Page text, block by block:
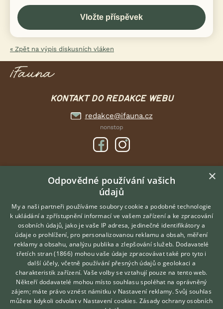
« Zpět na výpis diskusních vláken
KONTAKT DO REDAKCE WEBU
redakce@ifauna.cz
nonstop
DOMOVSKÁ STRÁNKA
INZERCE
DISKUSE
ČLÁNKY
O nás
Kontakt
Možnosti zvýraznění inzerátů
Podmínky užití
Zpracování osobních údajů
Hledáte zvířecího kamaráda?
Zdarma vám poradí
VETERINÁŘ ONLINE
KONZULTOVAT S
VETERINÁŘEM
×
Odpovědné používání vašich
údajů
My a naši partneři používáme soubory cookie a podobné technologie
k ukládání a zpřístupnění informací ve vašem zařízení a ke zpracování
osobních údajů, jako je vaše IP adresa, jedinečné identifikátory a
údaje o prohlížení, pro personalizovanou reklamu a obsah, měření
reklamy a obsahu, analýzu publika a zlepšování služeb. Dodavatelé
třetích stran (1866) mohou vaše údaje zpracovávat také pro tyto i
další účely, včetně používání přesných údajů o geolokaci a
charakteristik zařízení. Vaše volby se vztahují pouze na tento web.
Někteří dodavatelé mohou místo souhlasu spoléhat na oprávněný
zájem; máte právo vznést námitku v Nastavení reklamy. Svůj souhlas
můžete kdykoli odvolat v Nastavení cookies. Zásady ochrany osobních